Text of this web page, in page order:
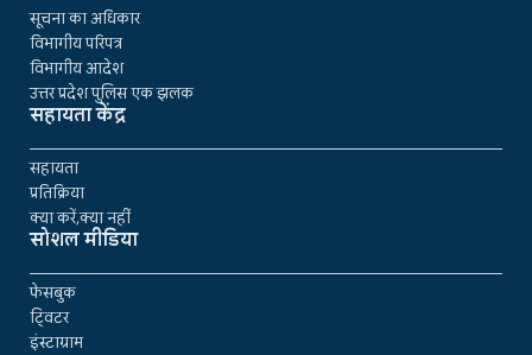
सूचना का अधिकार
विभागीय परिपत्र
विभागीय आदेश
उत्तर प्रदेश पुलिस एक झलक
सहायता केंद्र
सहायता
प्रतिक्रिया
क्या करें,क्या नहीं
सोशल मीडिया
फेसबुक
ट्विटर
इंस्टाग्राम